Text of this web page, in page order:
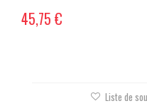
45,75 €
Liste de